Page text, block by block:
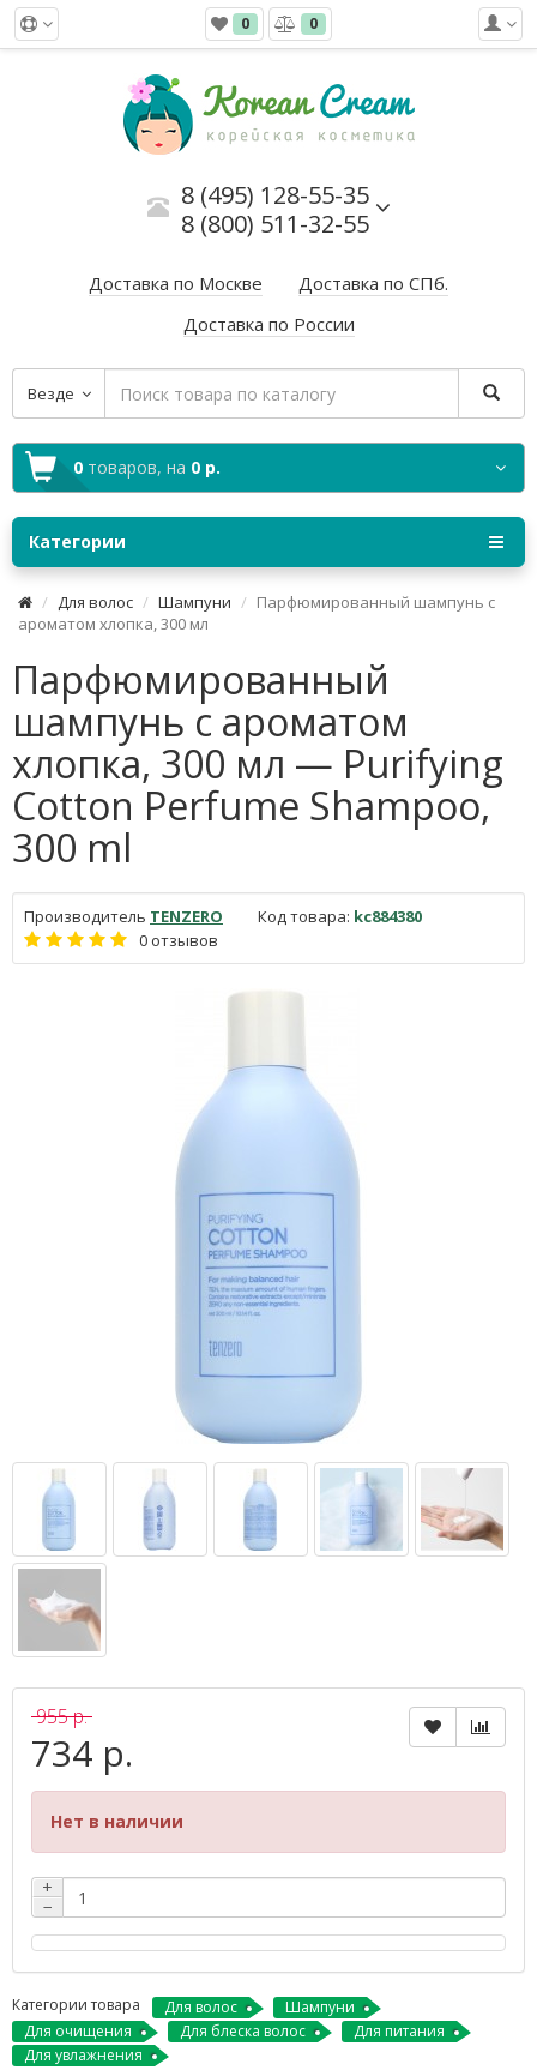
0 0
8 (495) 128-55-35
8 (800) 511-32-55
Доставка по Москве
Доставка по СПб.
Доставка по России
Везде
0 товаров, на 0 р.
Категории
Для волос Шампуни
Парфюмированный шампунь с
ароматом хлопка, 300 мл
Парфюмированный
шампунь с ароматом
хлопка, 300 мл — Purifying
Cotton Perfume Shampoo,
300 ml
Производитель TENZERO Код товара: kc884380
0 отзывов
955 р.
734 р.
Нет в наличии
+
−
Категории товара Для волос
Шампуни
Для очищения
Для блеска волос
Для питания
Для увлажнения